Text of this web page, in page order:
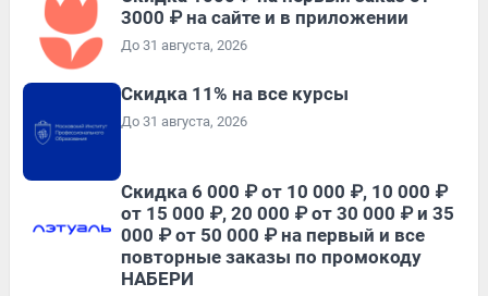
3000 ₽ на сайте и в приложении
До 31 августа, 2026
Скидка 11% на все курсы
До 31 августа, 2026
Скидка 6 000 ₽ от 10 000 ₽, 10 000 ₽
от 15 000 ₽, 20 000 ₽ от 30 000 ₽ и 35
000 ₽ от 50 000 ₽ на первый и все
повторные заказы по промокоду
НАБЕРИ